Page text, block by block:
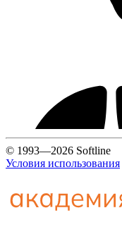
© 1993—2026 Softline
Условия использования